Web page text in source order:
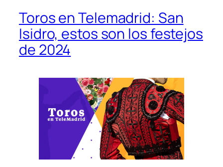
Toros en Telemadrid: San
Isidro, estos son los festejos
de 2024